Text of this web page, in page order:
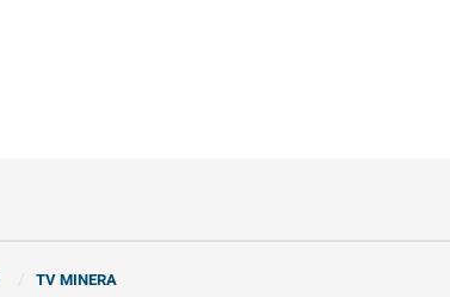
TV MINERA